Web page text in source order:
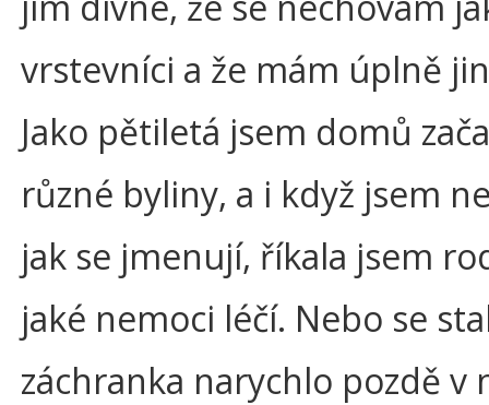
vrstevníci a že mám úplně
Jako pětiletá jsem domů
různé byliny, a i když jsem
jak se jmenují, říkala jsem
jaké nemoci léčí. Nebo se
záchranka narychlo pozdě v